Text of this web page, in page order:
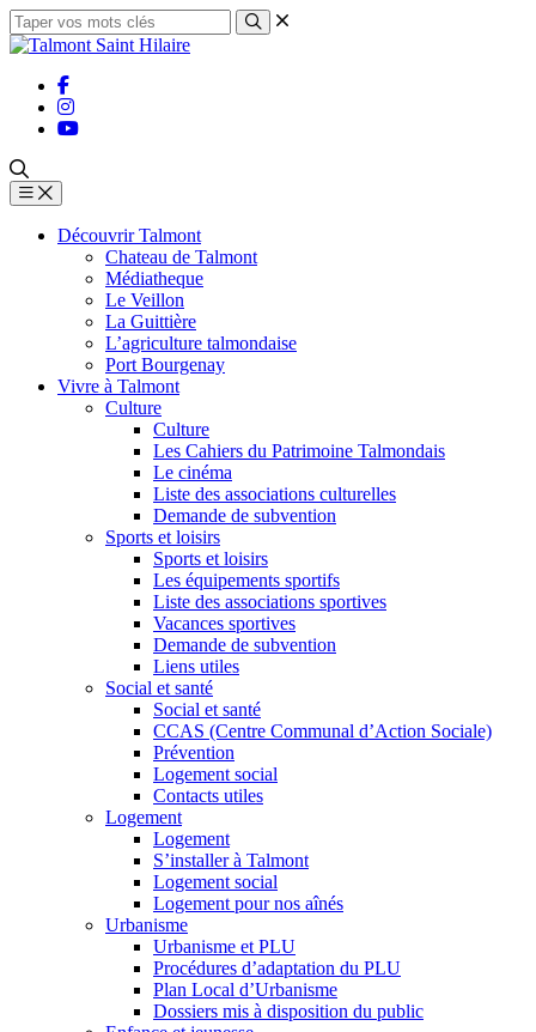
Découvrir Talmont
Chateau de Talmont
Médiatheque
Le Veillon
La Guittière
L’agriculture talmondaise
Port Bourgenay
Vivre à Talmont
Culture
Culture
Les Cahiers du Patrimoine Talmondais
Le cinéma
Liste des associations culturelles
Demande de subvention
Sports et loisirs
Sports et loisirs
Les équipements sportifs
Liste des associations sportives
Vacances sportives
Demande de subvention
Liens utiles
Social et santé
Social et santé
CCAS (Centre Communal d’Action Sociale)
Prévention
Logement social
Contacts utiles
Logement
Logement
S’installer à Talmont
Logement social
Logement pour nos aînés
Urbanisme
Urbanisme et PLU
Procédures d’adaptation du PLU
Plan Local d’Urbanisme
Dossiers mis à disposition du public